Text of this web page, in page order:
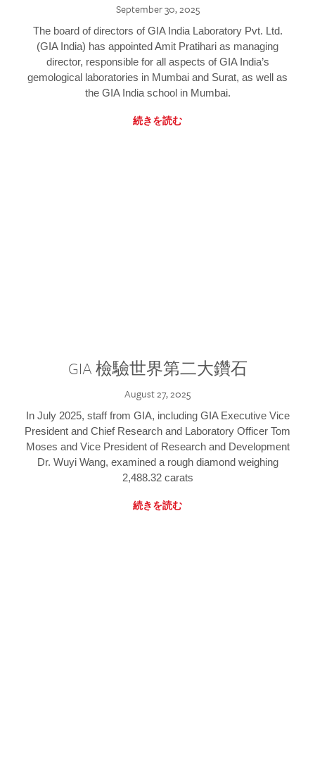
September 30, 2025
The board of directors of GIA India Laboratory Pvt. Ltd.
(GIA India) has appointed Amit Pratihari as managing
director, responsible for all aspects of GIA India’s
gemological laboratories in Mumbai and Surat, as well as
the GIA India school in Mumbai.
続きを読む
GIA 檢驗世界第二大鑽石
August 27, 2025
In July 2025, staff from GIA, including GIA Executive Vice
President and Chief Research and Laboratory Officer Tom
Moses and Vice President of Research and Development
Dr. Wuyi Wang, examined a rough diamond weighing
2,488.32 carats
続きを読む